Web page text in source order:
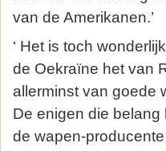
van de Amerikanen.’
‘ Het is toch
de Oekraïne het van
allerminst van goede
De enigen die
de wapen-